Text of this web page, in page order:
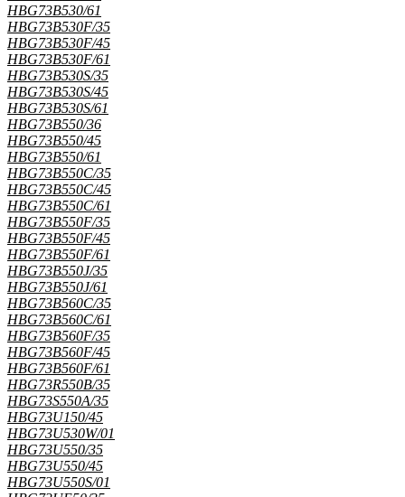
HBG73B530/61
HBG73B530F/35
HBG73B530F/45
HBG73B530F/61
HBG73B530S/35
HBG73B530S/45
HBG73B530S/61
HBG73B550/36
HBG73B550/45
HBG73B550/61
HBG73B550C/35
HBG73B550C/45
HBG73B550C/61
HBG73B550F/35
HBG73B550F/45
HBG73B550F/61
HBG73B550J/35
HBG73B550J/61
HBG73B560C/35
HBG73B560C/61
HBG73B560F/35
HBG73B560F/45
HBG73B560F/61
HBG73R550B/35
HBG73S550A/35
HBG73U150/45
HBG73U530W/01
HBG73U550/35
HBG73U550/45
HBG73U550S/01